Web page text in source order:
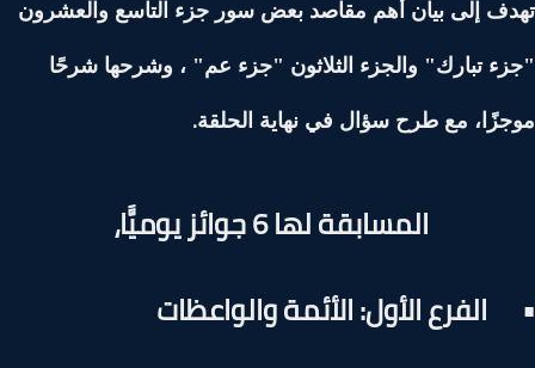
إلى بيان أهم مقاصد بعض سور جزء التاسع والعشرون
تبارك" والجزء الثلاثون "جزء عم" ، وشرحها شرحًا
مع طرح سؤال في نهاية الحلقة.
المسابقة لها 6 جوائز يوميًّا،
الفرع الأول: الأئمة والواعظات